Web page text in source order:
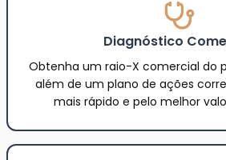
Diagnóstico
Obtenha um raio-X comercial do
além de um plano de ações
mais rápido e pelo melhor